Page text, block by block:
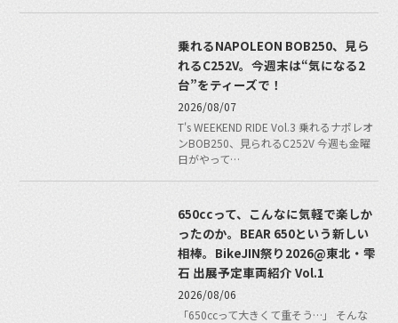
乗れるNAPOLEON BOB250、見ら
れるC252V。今週末は“気になる2
台”をティーズで！
2026/08/07
T's WEEKEND RIDE Vol.3 乗れるナポレオ
ンBOB250、見られるC252V 今週も金曜
日がやって…
650ccって、こんなに気軽で楽しか
ったのか。BEAR 650という新しい
相棒。BikeJIN祭り2026@東北・雫
石 出展予定車両紹介 Vol.1
2026/08/06
「650ccって大きくて重そう…」 そんな